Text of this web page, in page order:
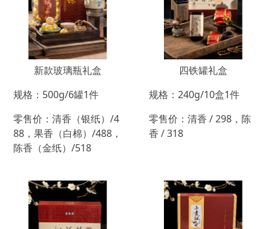
新款玻璃瓶礼盒
规格：500g/6罐1件
零售价：清香（银纸）/4
88，果香（白棉）/488，
陈香（金纸）/518
四铁罐礼盒
规格：240g/10盒1件
零售价：清香 / 298，陈
香 / 318